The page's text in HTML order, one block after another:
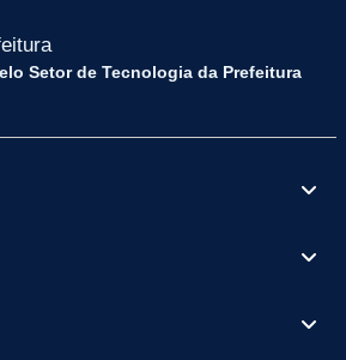
Setor de Tecnologia da Prefeitura